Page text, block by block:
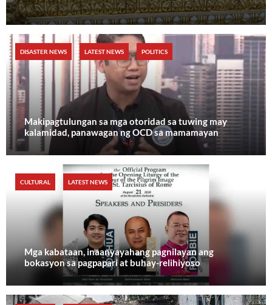
Makipagtulungan sa mga otoridad sa tuwing may
kalamidad, panawagan ng OCD sa mamamayan
DISASTER NEWS LATEST NEWS POLITICS
Mga kabataan, inaanyayahang pagnilayan ang
bokasyon sa pagpapari at buhay-relihiyoso
CULTURAL LATEST NEWS